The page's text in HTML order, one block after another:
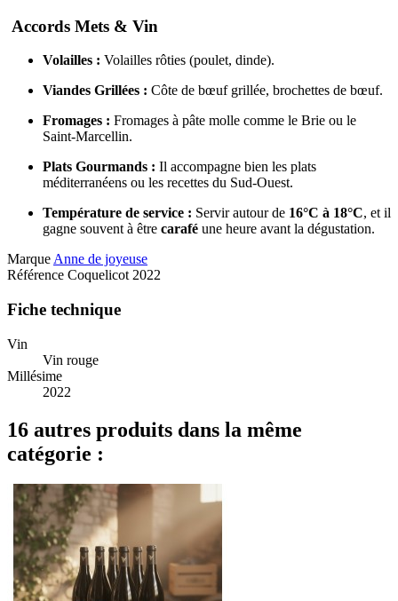
Accords Mets & Vin
Volailles : Volailles rôties (poulet, dinde).
Viandes Grillées : Côte de bœuf grillée, brochettes de bœuf.
Fromages : Fromages à pâte molle comme le Brie ou le
Saint-Marcellin.
Plats Gourmands : Il accompagne bien les plats
méditerranéens ou les recettes du Sud-Ouest.
Température de service : Servir autour de 16°C à 18°C, et il
gagne souvent à être carafé une heure avant la dégustation.
MarqueAnne de joyeuse
Référence Coquelicot 2022
Fiche technique
Vin
Vin rouge
Millésime
2022
16 autres produits dans la même
catégorie :